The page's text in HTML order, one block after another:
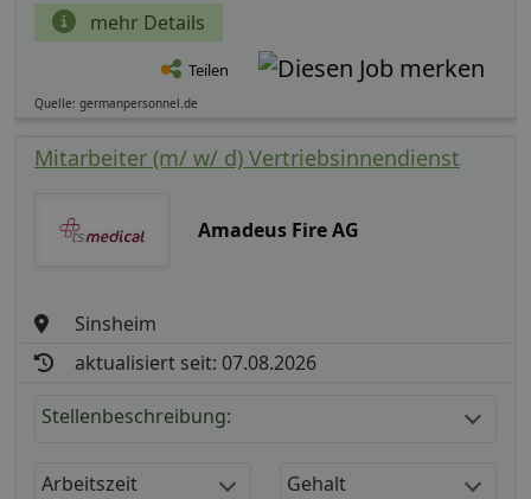
mehr Details
Teilen
Quelle: germanpersonnel.de
Mitarbeiter (m/ w/ d) Vertriebsinnendienst
Amadeus Fire AG
Sinsheim
aktualisiert seit: 07.08.2026
Stellenbeschreibung:
Arbeitszeit Gehalt